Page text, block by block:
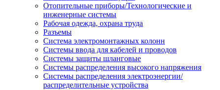
Отопительные приборы/Технологические и
инженерные системы
Рабочая одежда, охрана труда
Разъемы
Система электромонтажных колонн
Системы ввода для кабелей и проводов
Системы защиты шланговые
Системы распределения высокого напряжения
Системы распределения электроэнергии/
распределительные устройства